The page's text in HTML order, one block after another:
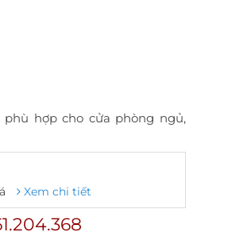
hợp cho cửa phòng ngủ,
Xem chi tiết